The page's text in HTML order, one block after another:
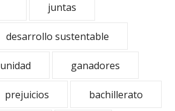
juntas
desarrollo sustentable
unidad ganadores
prejuicios bachillerato